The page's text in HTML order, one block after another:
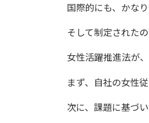
国際的にも、かな
そして制定された
女性活躍推進法が
まず、自社の女性
次に、課題に基づ